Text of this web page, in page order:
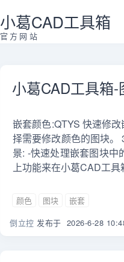
小葛CAD工具箱
官方网站
小葛CAD工具箱
嵌套颜色:QTYS 快速修
择需要修改颜色的图块。
景: -快速处理嵌套图块中
上功能来在小葛CAD工
颜色 图块
嵌套
倒立控 发布于 2026-6-28